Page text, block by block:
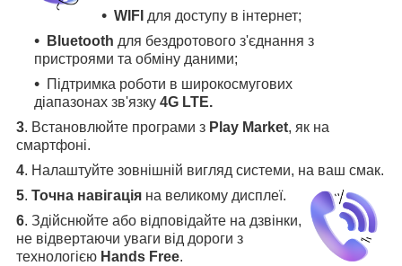
WIFI для доступу в інтернет;
Bluetooth для бездротового з'єднання з
пристроями та обміну даними;
Підтримка роботи в широкосмугових
діапазонах зв'язку 4G LTE.
3. Встановлюйте програми з Play Market, як на
смартфоні.
4. Налаштуйте зовнішній вигляд системи, на ваш смак.
5. Точна навігація на великому дисплеї.
6. Здійснюйте або відповідайте на дзвінки,
не відвертаючи уваги від дороги з
технологією Hands Free.